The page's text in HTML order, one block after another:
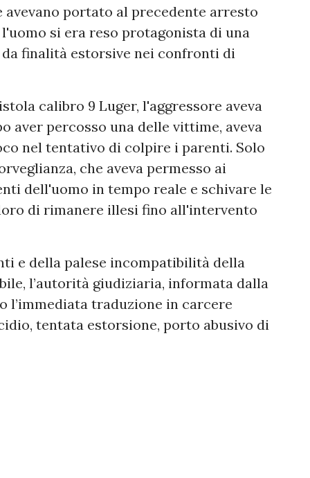
portato al precedente arresto
si era reso protagonista di una
finalità estorsive nei confronti di
calibro 9 Luger, l'aggressore aveva
aver percosso una delle vittime, aveva
nel tentativo di colpire i parenti. Solo
che aveva permesso ai
dell'uomo in tempo reale e schivare le
di rimanere illesi fino all'intervento
e della palese incompatibilità della
l’autorità giudiziaria, informata dalla
l’immediata traduzione in carcere
tentata estorsione, porto abusivo di